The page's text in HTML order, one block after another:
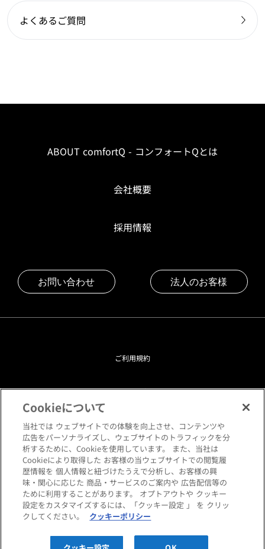
よくあるご質問
ABOUT comfortQ - コンフォートQとは
会社概要
採用情報
お問い合わせ 法人のお客様
Copyright © HANKYU HOME STYLING Co.,LTD All rights reserved.
ご利用規約
プライバシーポリシー
クッキーポリシー
閲覧環境について
サイトマップ
Cookieについて
当社では ウェブサイトでの体験を向上させ、コンテンツや
広告をパーソナライズし、ウェブサイトのトラフィックを分
析するために、Cookieを使用しています。 また、当社は
Cookieにより取得した お客様の当ウェブサイトでの閲覧履
歴情報を 個人情報と紐づけたうえで分析し、お客様の興
味・関心に応じた 商品・サービスのご案内や 広告配信等の
ために利用することがあります。 オプトアウトや クッキー
設定をカスタマイズするには、「クッキー設定 」 を クリッ
クしてください。
クッキーポリシー